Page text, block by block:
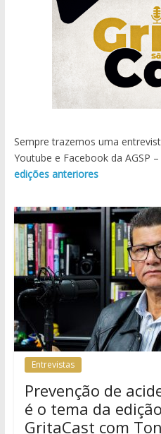
Sempre trazemos uma
Youtube e Facebook da AGSP –
edições anteriores
Entrevistas
Prevenção de
é o tema da
GritaCast com